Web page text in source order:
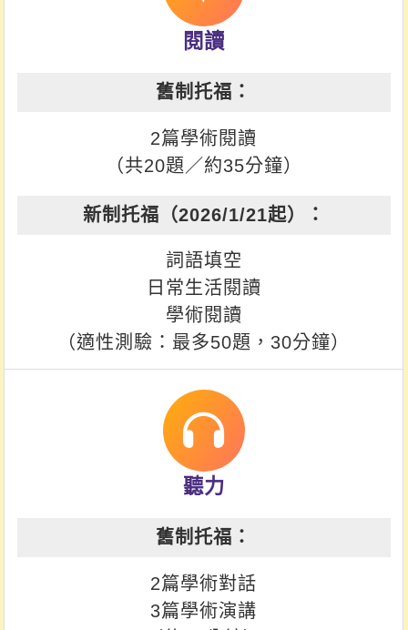
閱讀
2篇學術閱讀
（共20題／約35分鐘）
詞語填空
日常生活閱讀
學術閱讀
（適性測驗：最多50題，30分鐘）
聽力
2篇學術對話
3篇學術演講